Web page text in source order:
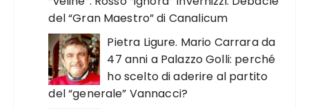
del “Gran Maestro” di Canalicum
Pietra Ligure. Mario Carrara da
47 anni a Palazzo Golli: perché
ho scelto di aderire al partito
del “generale” Vannacci?